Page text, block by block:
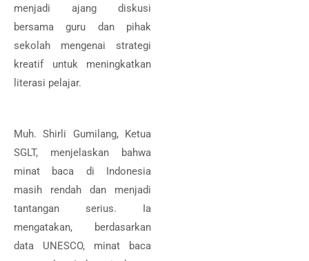
menjadi ajang diskusi
bersama guru dan pihak
sekolah mengenai strategi
kreatif untuk meningkatkan
literasi pelajar.
Muh. Shirli Gumilang, Ketua
SGLT, menjelaskan bahwa
minat baca di Indonesia
masih rendah dan menjadi
tantangan serius. Ia
mengatakan, berdasarkan
data UNESCO, minat baca